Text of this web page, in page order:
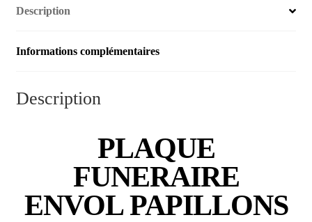
Description
Informations complémentaires
Description
PLAQUE
FUNERAIRE
ENVOL PAPILLONS